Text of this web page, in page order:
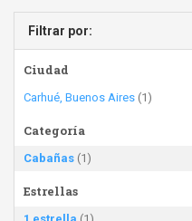
Filtrar por:
Ciudad
Carhué, Buenos Aires (1)
Categoría
Cabañas (1)
Estrellas